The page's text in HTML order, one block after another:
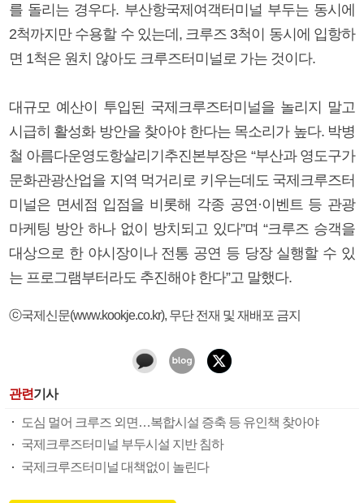
를 돌리는 경우다. 부산항국제여객터미널 부두는 동시에
2척까지만 수용할 수 있는데, 크루즈 3척이 동시에 입항하
면 1척은 원치 않아도 크루즈터미널로 가는 것이다.
대규모 예산이 투입된 국제크루즈터미널을 놀리지 말고
시급히 활성화 방안을 찾아야 한다는 목소리가 높다. 박병
철 아름다운영도항살리기추진본부장은 “부산과 영도구가
문화관광산업을 지역 먹거리로 키우는데도 국제크루즈터
미널은 면세점 입점을 비롯해 각종 공연·이벤트 등 관광
마케팅 방안 하나 없이 방치되고 있다”며 “크루즈 승객을
대상으로 한 야시장이나 전통 공연 등 당장 실행할 수 있
는 프로그램부터라도 추진해야 한다”고 말했다.
ⓒ국제신문(www.kookje.co.kr), 무단 전재 및 재배포 금지
관련기사
도심 멀어 크루즈 외면…복합시설 증축 등 유인책 찾아야
국제크루즈터미널 부두시설 지반 침하
국제크루즈터미널 대책없이 놀린다